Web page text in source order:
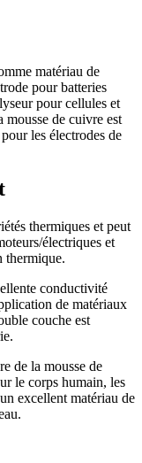
matériau de
pour batteries
pour cellules et
de cuivre est
les électrodes de
thermiques et peut
électriques et
thermique.
conductivité
de matériaux
couche est
de la mousse de
le corps humain, les
excellent matériau de